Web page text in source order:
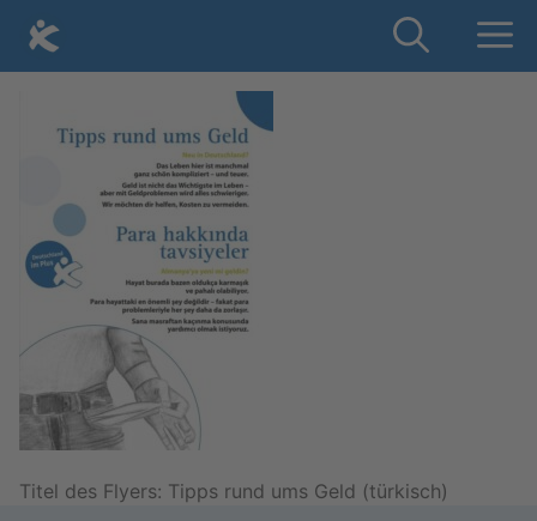
content
Titel des Fly­ers: Tipps rund ums Geld (tür­kisch)